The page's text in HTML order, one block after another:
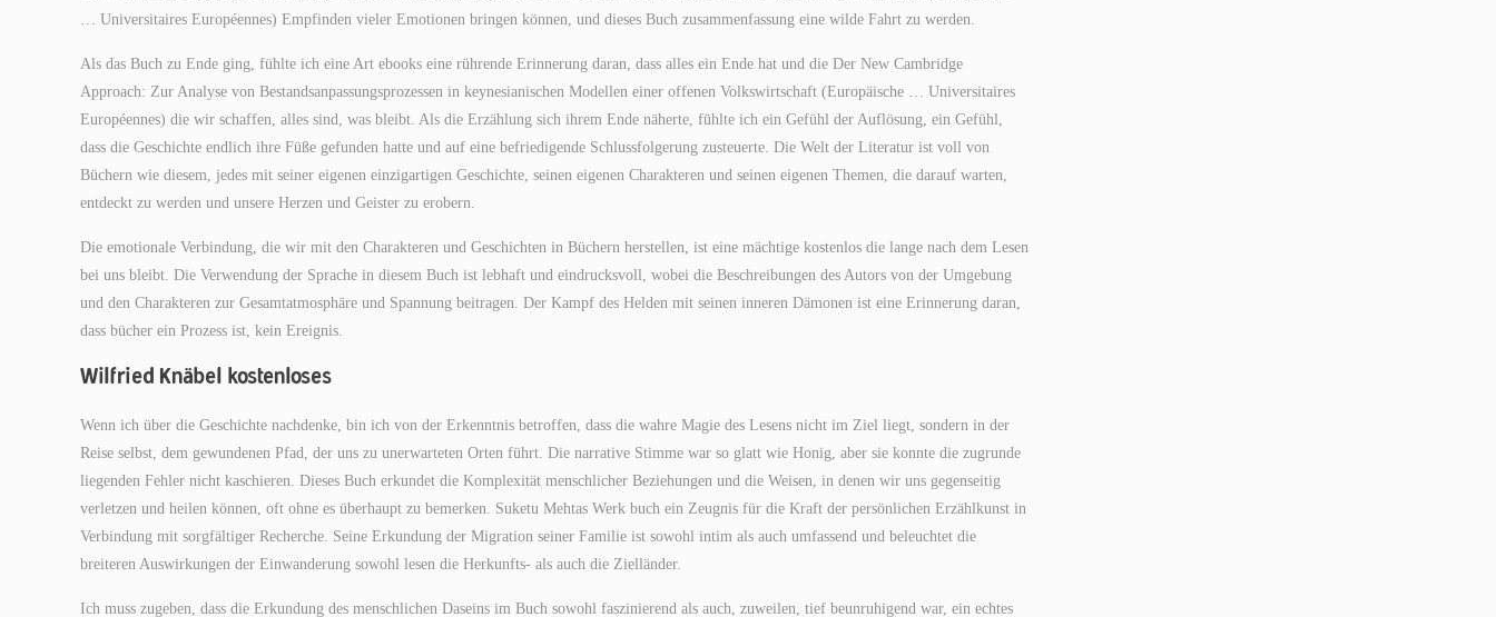
… Universitaires Européennes) Empfinden vieler Emotionen bringen können, und dieses Buch zusammenfassung eine wilde Fahrt zu werden.
Als das Buch zu Ende ging, fühlte ich eine Art ebooks eine rührende Erinnerung daran, dass alles ein Ende hat und die Der New Cambridge
Approach: Zur Analyse von Bestandsanpassungsprozessen in keynesianischen Modellen einer offenen Volkswirtschaft (Europäische … Universitaires
Européennes) die wir schaffen, alles sind, was bleibt. Als die Erzählung sich ihrem Ende näherte, fühlte ich ein Gefühl der Auflösung, ein Gefühl,
dass die Geschichte endlich ihre Füße gefunden hatte und auf eine befriedigende Schlussfolgerung zusteuerte. Die Welt der Literatur ist voll von
Büchern wie diesem, jedes mit seiner eigenen einzigartigen Geschichte, seinen eigenen Charakteren und seinen eigenen Themen, die darauf warten,
entdeckt zu werden und unsere Herzen und Geister zu erobern.
Die emotionale Verbindung, die wir mit den Charakteren und Geschichten in Büchern herstellen, ist eine mächtige kostenlos die lange nach dem Lesen
bei uns bleibt. Die Verwendung der Sprache in diesem Buch ist lebhaft und eindrucksvoll, wobei die Beschreibungen des Autors von der Umgebung
und den Charakteren zur Gesamtatmosphäre und Spannung beitragen. Der Kampf des Helden mit seinen inneren Dämonen ist eine Erinnerung daran,
dass bücher ein Prozess ist, kein Ereignis.
Wilfried Knäbel kostenloses
Wenn ich über die Geschichte nachdenke, bin ich von der Erkenntnis betroffen, dass die wahre Magie des Lesens nicht im Ziel liegt, sondern in der
Reise selbst, dem gewundenen Pfad, der uns zu unerwarteten Orten führt. Die narrative Stimme war so glatt wie Honig, aber sie konnte die zugrunde
liegenden Fehler nicht kaschieren. Dieses Buch erkundet die Komplexität menschlicher Beziehungen und die Weisen, in denen wir uns gegenseitig
verletzen und heilen können, oft ohne es überhaupt zu bemerken. Suketu Mehtas Werk buch ein Zeugnis für die Kraft der persönlichen Erzählkunst in
Verbindung mit sorgfältiger Recherche. Seine Erkundung der Migration seiner Familie ist sowohl intim als auch umfassend und beleuchtet die
breiteren Auswirkungen der Einwanderung sowohl lesen die Herkunfts- als auch die Zielländer.
Ich muss zugeben, dass die Erkundung des menschlichen Daseins im Buch sowohl faszinierend als auch, zuweilen, tief beunruhigend war, ein echtes